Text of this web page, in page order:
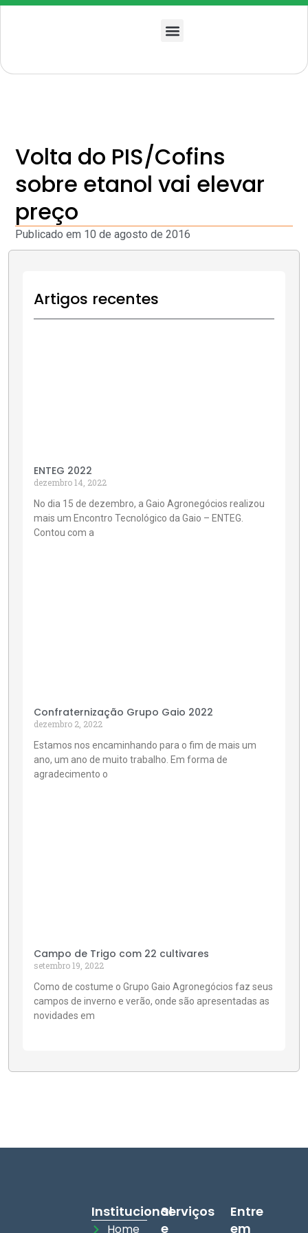
Volta do PIS/Cofins
sobre etanol vai elevar
preço
Publicado em 10 de agosto de 2016
Artigos recentes
ENTEG 2022
dezembro 14, 2022
No dia 15 de dezembro, a Gaio Agronegócios realizou
mais um Encontro Tecnológico da Gaio – ENTEG.
Contou com a
Confraternização Grupo Gaio 2022
dezembro 2, 2022
Estamos nos encaminhando para o fim de mais um
ano, um ano de muito trabalho. Em forma de
agradecimento o
Campo de Trigo com 22 cultivares
setembro 19, 2022
Como de costume o Grupo Gaio Agronegócios faz seus
campos de inverno e verão, onde são apresentadas as
novidades em
Institucional
Home
Serviços
e
Entre
em